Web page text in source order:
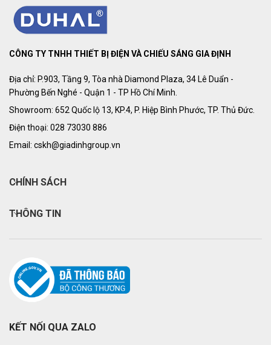
CÔNG TY TNHH THIẾT BỊ ĐIỆN VÀ CHIẾU SÁNG GIA ĐỊNH
Địa chỉ: P.903, Tầng 9, Tòa nhà Diamond Plaza, 34 Lê Duẩn -
Phường Bến Nghé - Quận 1 - TP Hồ Chí Minh.
Showroom: 652 Quốc lộ 13, KP.4, P. Hiệp Bình Phước, TP. Thủ Đức.
Điện thoại: 028 73030 886
Email: cskh@giadinhgroup.vn
CHÍNH SÁCH
THÔNG TIN
KẾT NỐI QUA ZALO